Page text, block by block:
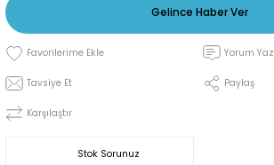
Gelince Haber Ver
Yorum Yaz
Tavsiye Et Paylaş
Karşılaştır
Stok Sorunuz